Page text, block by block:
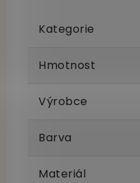
Kategorie
Hmotnost
Výrobce
Barva
Materiál